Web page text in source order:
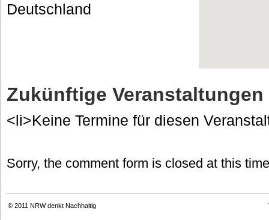
Deutschland
Zukünftige Veranstaltungen
<li>Keine Termine für diesen
Sorry, the comment form is closed at this
© 2011 NRW denkt Nachhaltig